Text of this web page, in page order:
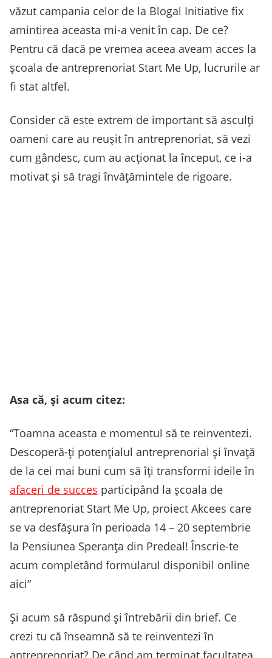
văzut campania celor de la Blogal Initiative fix
amintirea aceasta mi-a venit în cap. De ce?
Pentru că dacă pe vremea aceea aveam acces la
şcoala de antreprenoriat Start Me Up, lucrurile ar
fi stat altfel.
Consider că este extrem de important să asculți
oameni care au reușit în antreprenoriat, să vezi
cum gândesc, cum au acționat la început, ce i-a
motivat și să tragi învățămintele de rigoare.
Asa că, și acum citez:
“Toamna aceasta e momentul să te reinventezi.
Descoperă-ţi potenţialul antreprenorial şi învaţă
de la cei mai buni cum să îţi transformi ideile în
afaceri de succes participând la şcoala de
antreprenoriat Start Me Up, proiect Akcees care
se va desfăşura în perioada 14 – 20 septembrie
la Pensiunea Speranţa din Predeal! Înscrie-te
acum completând formularul disponibil online
aici”
Și acum să răspund și întrebării din brief. Ce
crezi tu că înseamnă să te reinventezi în
antreprenoriat? De când am terminat facultatea,